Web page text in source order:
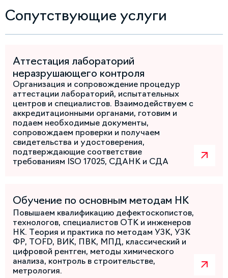
Сопутствующие услуги
Аттестация лабораторий
неразрушающего контроля
Организация и сопровождение процедур
аттестации лабораторий, испытательных
центров и специалистов. Взаимодействуем с
аккредитационными органами, готовим и
подаем необходимые документы,
сопровождаем проверки и получаем
свидетельства и удостоверения,
подтверждающие соответствие
требованиям ISO 17025, СДАНК и СДА
Обучение по основным методам НК
Повышаем квалификацию дефектоскопистов,
технологов, специалистов ОТК и инженеров
НК. Теория и практика по методам УЗК, УЗК
ФР, TOFD, ВИК, ПВК, МПД, классический и
цифровой рентген, методы химического
анализа, контроль в строительстве,
метрология.